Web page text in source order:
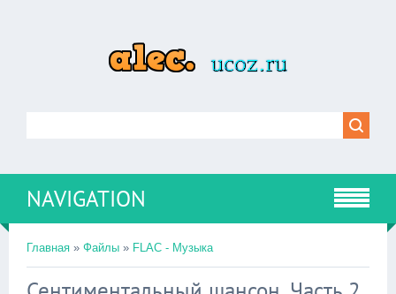
NAVIGATION
Главная » Файлы » FLAC - Музыка